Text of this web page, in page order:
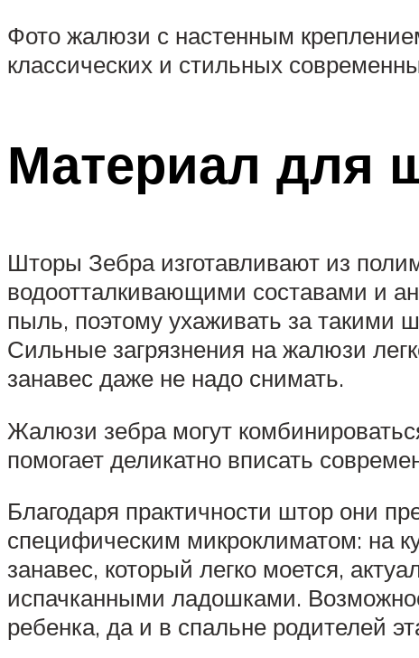
Фото жалюзи с настенным
классических и стильных
Материал для
Шторы Зебра изготавливают из
водоотталкивающими составами и
пыль, поэтому ухаживать за такими
Сильные загрязнения на жалюзи
занавес даже не надо снимать.
Жалюзи зебра могут
помогает деликатно вписать
Благодаря практичности штор они
специфическим микроклиматом: на
занавес, который легко моется,
испачканными ладошками.
ребенка, да и в спальне родителей